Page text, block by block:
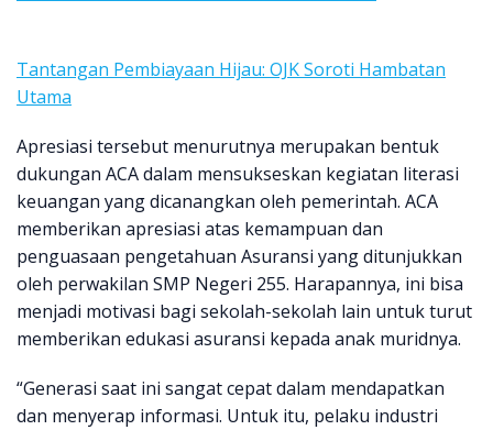
Tantangan Pembiayaan Hijau: OJK Soroti Hambatan
Utama
Apresiasi tersebut menurutnya merupakan bentuk
dukungan ACA dalam mensukseskan kegiatan literasi
keuangan yang dicanangkan oleh pemerintah. ACA
memberikan apresiasi atas kemampuan dan
penguasaan pengetahuan Asuransi yang ditunjukkan
oleh perwakilan SMP Negeri 255. Harapannya, ini bisa
menjadi motivasi bagi sekolah-sekolah lain untuk turut
memberikan edukasi asuransi kepada anak muridnya.
“Generasi saat ini sangat cepat dalam mendapatkan
dan menyerap informasi. Untuk itu, pelaku industri